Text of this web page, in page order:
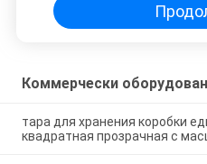
Коммерчески
тара для хранения коробки
квадратная прозрачная с